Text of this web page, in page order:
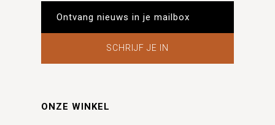
SCHRIJF JE IN
ONZE WINKEL